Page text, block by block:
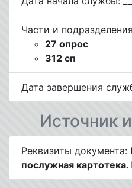
Части и
27 опрос
312 сп
Дата завершения
Источник
Реквизиты документа:
послужная